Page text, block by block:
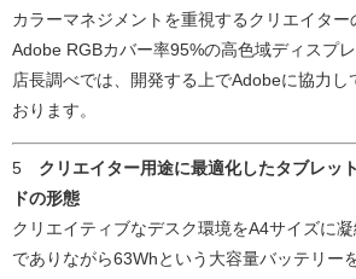
カラーマネジメントを重視するクリエイター
Adobe RGBカバー率95%の高色域ディスプレ
店長調べでは、開発する上でAdobeに協力し
おります。
5
クリエイター用途に最適化したタブレッ
ドの形態
クリエイティブなデスク環境をA4サイズに
でありながら63Whという大容量バッテリー